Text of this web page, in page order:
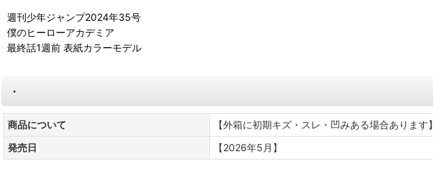
週刊少年ジャンプ2024年35号
僕のヒーローアカデミア
最終話1週前 表紙カラーモデル
・
商品について
【外箱に初期キズ・スレ・凹みある場合あります】
発売日
【2026年5月】